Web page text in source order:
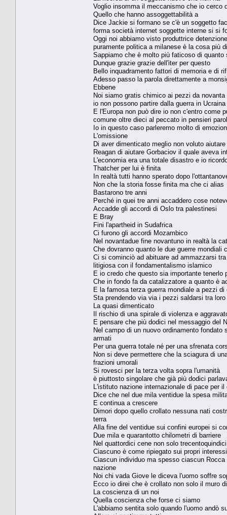
Voglio insomma il meccanismo che io cerco
Quello che hanno assoggettabilità a
Dice Jackie si formano se c'è un soggetto
forma società internet soggette interne si si
Oggi noi abbiamo visto produttrice
puramente politica a milanese è la cosa più
Sappiamo che è molto più faticoso di
Dunque grazie grazie dell'iter per questo
Bello inquadramento fattori di memoria e di
Adesso passo la parola direttamente a
Ebbene
Noi siamo gratis chimico ai pezzi da
io non possono partire dalla guerra in
E l'Europa non può dire io non c'entro come
comune oltre dieci al peccato in pensieri
Io in questo caso parleremo molto di
L'omissione
Di aver dimenticato meglio non voluto
Reagan di aiutare Gorbaciov il quale aveva
L'economia era una totale disastro e io
Thatcher per lui è finita
In realtà tutti hanno sperato dopo
Non che la storia fosse finita ma che ci alias
Bastarono tre anni
Perché in quei tre anni accaddero cose
Accadde gli accordi di Oslo tra palestinesi
E Bray
Fini l'apartheid in Sudafrica
Ci furono gli accordi Mozambico
Nel novantadue fine novantuno in realtà la
Che dovranno quanto le due guerre
Ci si cominciò ad abituare ad ammazzarsi
litigiosa con il fondamentalismo islamico
E io credo che questo sia importante tenerlo
Che in fondo fa da catalizzatore a quanto è
E la famosa terza guerra mondiale a pezzi
Sta prendendo via via i pezzi saldarsi tra
La quasi dimenticato
Il rischio di una spirale di violenza e
E pensare che più dodici nel messaggio del
Nel campo di un nuovo ordinamento
armati
Per una guerra totale né per una sfrenata
Non si deve permettere che la sciagura di
frazioni umorali
Si rovesci per la terza volta sopra l'umanità
è piuttosto singolare che già più dodici
L'istituto nazione internazionale di pace per
Dice che nel due mila ventidue la spesa
E continua a crescere
Dimori dopo quello crollato nessuna nati
terra
Alla fine del ventidue sui confini europei si
Due mila e quarantotto chilometri di barriere
Nel quattordici cene non solo
Ciascuno è come ripiegato sui propri interessi
Ciascun individuo ma spesso ciascun
nazione
Noi chi vada Giove le diceva l'uomo soffre
Ecco io direi che è crollato non solo il muro
La coscienza di un noi
Quella coscienza che forse ci siamo
L'abbiamo sentita solo quando l'uomo andò